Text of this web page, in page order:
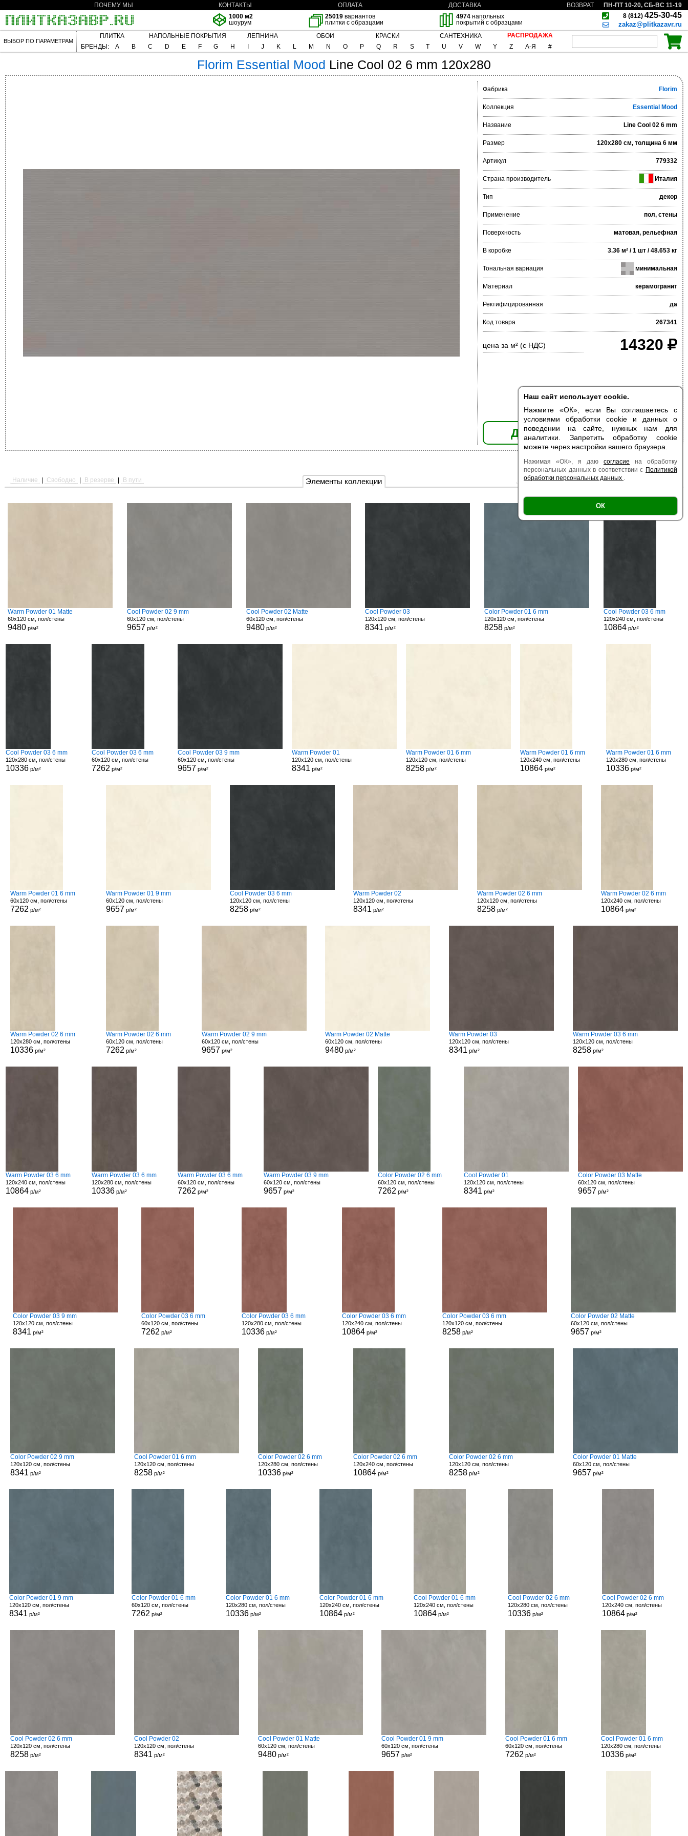
Наш сайт использует cookie.
Нажмите «ОК», если Вы соглашаетесь с
условиями обработки cookie и данных о
поведении на сайте, нужных нам для
аналитики. Запретить обработку cookie
можете через настройки вашего браузера.
Нажимая «ОК», я даю согласие на обработку
персональных данных в соответствии с Политикой
обработки персональных данных .
ОК
ПОЧЕМУ МЫ КОНТАКТЫ ОПЛАТА ДОСТАВКА ВОЗВРАТ
ПН-ПТ 10-20, СБ-ВС 11-19
1000 м2
шоурум
25019 вариантов
плитки с образцами
4974напольных
покрытий с образцами
8 (812) 425-30-45
zakaz@plitkazavr.ru
ВЫБОР ПО ПАРАМЕТРАМ
ПЛИТКА НАПОЛЬНЫЕ ПОКРЫТИЯ ЛЕПНИНА ОБОИ КРАСКИ САНТЕХНИКА
РАСПРОДАЖА
БРЕНДЫ:
A B C D E F G H J K L M N O P Q R S T U V W Y Z А-Я #
Florim Essential Mood Line Cool 02 6 mm 120x280
Фабрика Florim
Коллекция Essential Mood
Название Line Cool 02 6 mm
Размер 120x280 см, толщина 6 мм
Артикул 779332
Страна производитель Италия
Тип декор
Применение пол, стены
Поверхность матовая, рельефная
В коробке 3.36 м² / 1 шт / 48.653 кг
Тональная вариация минимальная
Материал керамогранит
Ректифицированная да
Код товара 267341
цена за м² (с НДС) 14320
ДОБАВИТЬ В КОРЗИНУ
Элементы коллекции
Наличие Свободно В резерве В пути Есть образец | Поверхность |
Warm Powder 01 Matte
60x120 см, пол/стены
9480 р/м²
Cool Powder 02 9 mm
60x120 см, пол/стены
9657 р/м²
Cool Powder 02 Matte
60x120 см, пол/стены
9480р/м²
Cool Powder 03
120x120 см, пол/стены
8341 р/м²
Color Powder 01 6 mm
120x120 см, пол/стены
8258р/м²
Cool Powder 03 6 mm
120x240 см, пол/стены
10864р/м²
Cool Powder 03 6 mm
120x280 см, пол/стены
10336р/м²
Cool Powder 03 6 mm
60x120 см, пол/стены
7262 р/м²
Cool Powder 03 9 mm
60x120 см, пол/стены
9657 р/м²
Warm Powder 01
120x120 см, пол/стены
8341 р/м²
Warm Powder 01 6 mm
120x120 см, пол/стены
8258р/м²
Warm Powder 01 6 mm
120x240 см, пол/стены
10864р/м²
Warm Powder 01 6 mm
120x280 см, пол/стены
10336р/м²
Warm Powder 01 6 mm
60x120 см, пол/стены
7262 р/м²
Warm Powder 01 9 mm
60x120 см, пол/стены
9657 р/м²
Cool Powder 03 6 mm
120x120 см, пол/стены
8258р/м²
Warm Powder 02
120x120 см, пол/стены
8341 р/м²
Warm Powder 02 6 mm
120x120 см, пол/стены
8258 р/м²
Warm Powder 02 6 mm
120x240 см, пол/стены
10864 р/м²
Warm Powder 02 6 mm
120x280 см, пол/стены
10336р/м²
Warm Powder 02 6 mm
60x120 см, пол/стены
7262 р/м²
Warm Powder 02 9 mm
60x120 см, пол/стены
9657 р/м²
Warm Powder 02 Matte
60x120 см, пол/стены
9480 р/м²
Warm Powder 03
120x120 см, пол/стены
8341 р/м²
Warm Powder 03 6 mm
120x120 см, пол/стены
8258 р/м²
Warm Powder 03 6 mm
120x240 см, пол/стены
10864р/м²
Warm Powder 03 6 mm
120x280 см, пол/стены
10336р/м²
Warm Powder 03 6 mm
60x120 см, пол/стены
7262 р/м²
Warm Powder 03 9 mm
60x120 см, пол/стены
9657 р/м²
Color Powder 02 6 mm
60x120 см, пол/стены
7262 р/м²
Cool Powder 01
120x120 см, пол/стены
8341 р/м²
Color Powder 03 Matte
60x120 см, пол/стены
9657 р/м²
Color Powder 03 9 mm
120x120 см, пол/стены
8341 р/м²
Color Powder 03 6 mm
60x120 см, пол/стены
7262 р/м²
Color Powder 03 6 mm
120x280 см, пол/стены
10336р/м²
Color Powder 03 6 mm
120x240 см, пол/стены
10864р/м²
Color Powder 03 6 mm
120x120 см, пол/стены
8258р/м²
Color Powder 02 Matte
60x120 см, пол/стены
9657 р/м²
Color Powder 02 9 mm
120x120 см, пол/стены
8341 р/м²
Cool Powder 01 6 mm
120x120 см, пол/стены
8258р/м²
Color Powder 02 6 mm
120x280 см, пол/стены
10336р/м²
Color Powder 02 6 mm
120x240 см, пол/стены
10864 р/м²
Color Powder 02 6 mm
120x120 см, пол/стены
8258 р/м²
Color Powder 01 Matte
60x120 см, пол/стены
9657 р/м²
Color Powder 01 9 mm
120x120 см, пол/стены
8341 р/м²
Color Powder 01 6 mm
60x120 см, пол/стены
7262 р/м²
Color Powder 01 6 mm
120x280 см, пол/стены
10336р/м²
Color Powder 01 6 mm
120x240 см, пол/стены
10864 р/м²
Cool Powder 01 6 mm
120x240 см, пол/стены
10864 р/м²
Cool Powder 02 6 mm
120x280 см, пол/стены
10336р/м²
Cool Powder 02 6 mm
120x240 см, пол/стены
10864р/м²
Cool Powder 02 6 mm
120x120 см, пол/стены
8258р/м²
Cool Powder 02
120x120 см, пол/стены
8341 р/м²
Cool Powder 01 Matte
60x120 см, пол/стены
9480р/м²
Cool Powder 01 9 mm
60x120 см, пол/стены
9657 р/м²
Cool Powder 01 6 mm
60x120 см, пол/стены
7262 р/м²
Cool Powder 01 6 mm
120x280 см, пол/стены
10336 р/м²